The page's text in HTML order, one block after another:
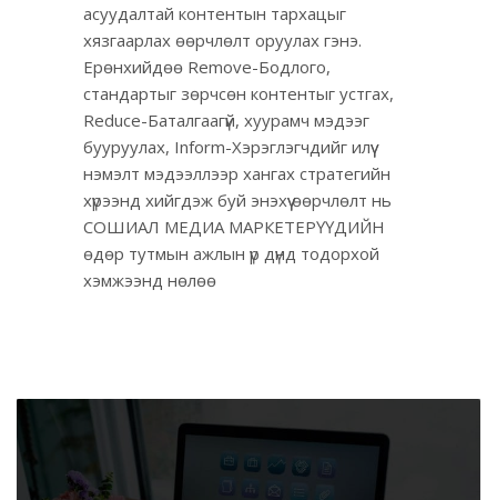
асуудалтай контентын тархацыг
хязгаарлах өөрчлөлт оруулах гэнэ.
Ерөнхийдөө Remove-Бодлого,
стандартыг зөрчсөн контентыг устгах,
Reduce-Баталгаагүй, хуурамч мэдээг
бууруулах, Inform-Хэрэглэгчдийг илүү
нэмэлт мэдээллээр хангах стратегийн
хүрээнд хийгдэж буй энэхүү өөрчлөлт нь
СОШИАЛ МЕДИА МАРКЕТЕРҮҮДИЙН
өдөр тутмын ажлын үр дүнд тодорхой
хэмжээнд нөлөө